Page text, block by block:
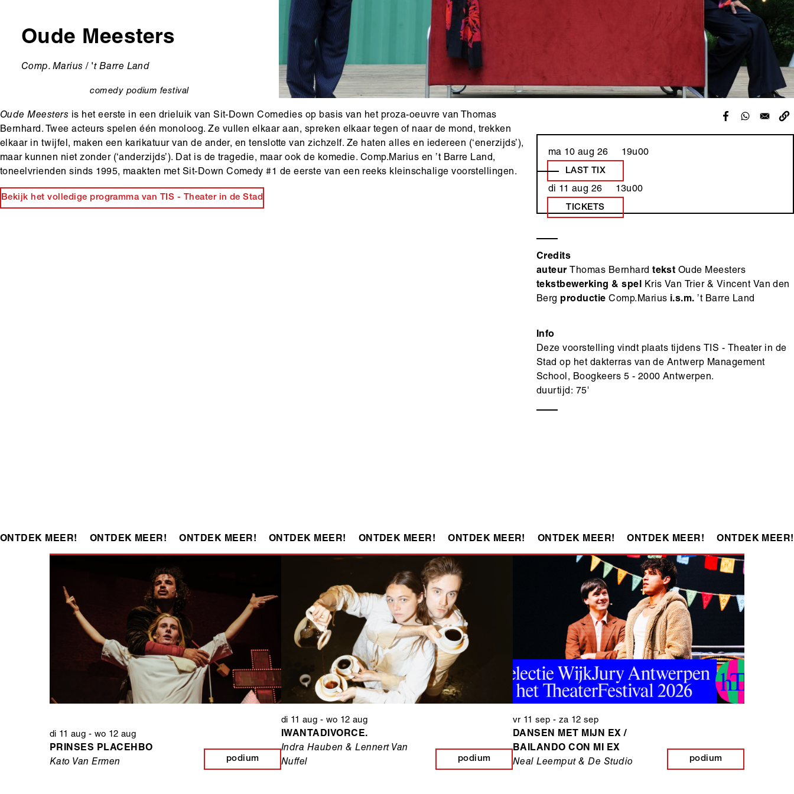
Oude Meesters
Ondertitel
Comp. Marius / 't Barre Land
comedy podium festival
Oude Meesters is het eerste in een drieluik van Sit-Down Comedies op basis van het proza-oeuvre van Thomas
Bernhard. Twee acteurs spelen één monoloog. Ze vullen elkaar aan, spreken elkaar tegen of naar de mond, trekken
elkaar in twijfel, maken een karikatuur van de ander, en tenslotte van zichzelf. Ze haten alles en iedereen (‘enerzijds’),
maar kunnen niet zonder (‘anderzijds’). Dat is de tragedie, maar ook de komedie. Comp.Marius en ’t Barre Land,
toneelvrienden sinds 1995, maakten met Sit-Down Comedy #1 de eerste van een reeks kleinschalige voorstellingen.
Bekijk het volledige programma van TIS - Theater in de Stad
ma 10 aug 26 19u00
LAST TIX
di 11 aug 26 13u00
TICKETS
Credits
auteur Thomas Bernhardtekst Oude Meesters
tekstbewerking & spel Kris Van Trier & Vincent Van den
Berg productie Comp.Marius i.s.m. ’t Barre Land
Info
Deze voorstelling vindt plaats tijdens TIS - Theater in de
Stad op het dakterras van de Antwerp Management
School, Boogkeers 5 - 2000 Antwerpen.
duurtijd: 75'
ONTDEK MEER! ONTDEK MEER! ONTDEK MEER! ONTDEK MEER! ONTDEK MEER! ONTDEK MEER! ONTDEK MEER! ONTDEK MEER! ONTDEK MEER!
di 11 aug - wo 12 aug
PRINSES PLACEHBO
Kato Van Ermen
podium
di 11 aug - wo 12 aug
IWANTADIVORCE.
Indra Hauben & Lennert Van
Nuffel
podium
vr 11 sep - za 12 sep
DANSEN MET MIJN EX /
BAILANDO CON MI EX
Neal Leemput & De Studio
podium